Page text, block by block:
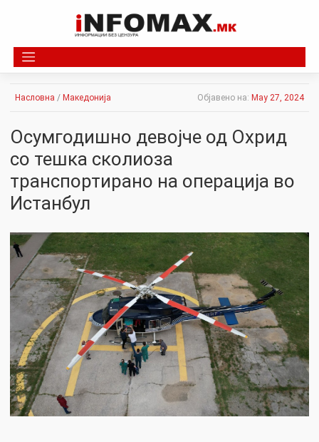
Насловна / Македонија Објавено на: May 27, 2024
Осумгодишно девојче од Охрид
со тешка сколиоза
транспортирано на операција во
Истанбул